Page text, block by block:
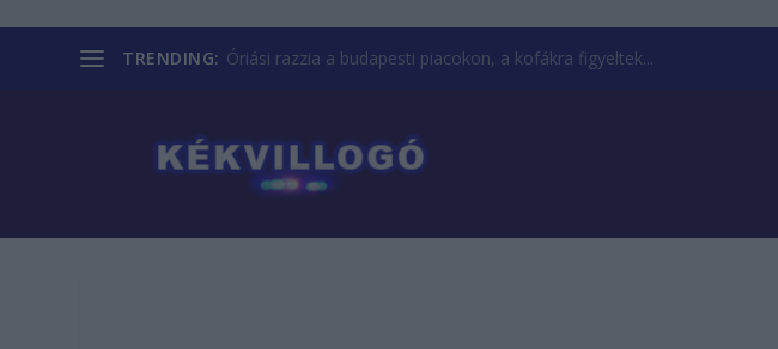
TRENDING: Óriási razzia a budapesti piacokon, a kofákra figyeltek...